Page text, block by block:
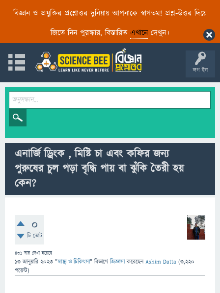
বিজ্ঞান ও প্রযুক্তির প্রশ্নোত্তর দুনিয়ায় আপনাকে স্বাগতম! প্রশ্ন-উত্তর দিয়ে
জিতে নিন পুরস্কার, বিস্তারিত এখানেদেখুন।
লগ ইন
এনার্জি ড্রিংক , মিষ্টি চা এবং কফির জন্য
পুরুষের চুল পড়া বৃদ্ধি পায় বা ঝুঁকি তৈরী হয়
কেন?
0
টি ভোট
431 বার দেখা হয়েছে
13 জানুয়ারি 2023 "স্বাস্থ্য ও চিকিৎসা" বিভাগে জিজ্ঞাসাকরেছেনAshim Datta (3,220
পয়েন্ট)